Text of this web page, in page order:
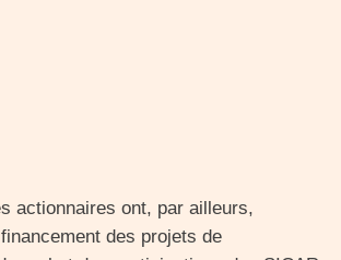
actionnaires ont, par ailleurs,
des projets de